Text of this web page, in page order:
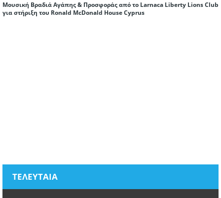
Μουσική Βραδιά Αγάπης & Προσφοράς από το Larnaca Liberty Lions Club
για στήριξη του Ronald McDonald House Cyprus
ΤΕΛΕΥΤΑΙΑ